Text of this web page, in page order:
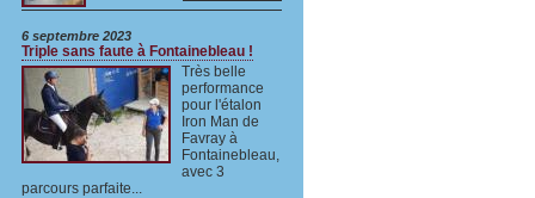
6 septembre 2023
Triple sans faute à Fontainebleau !
Très belle
performance
pour l'étalon
Iron Man de
Favray à
Fontainebleau,
avec 3
parcours parfaite...